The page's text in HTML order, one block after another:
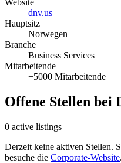
dnv.us
Hauptsitz
Norwegen
Branche
Business Services
Mitarbeitende
+5000 Mitarbeitende
Offene Stellen bei
0 active listings
Derzeit keine aktiven Stellen.
besuche die Corporate-Website.